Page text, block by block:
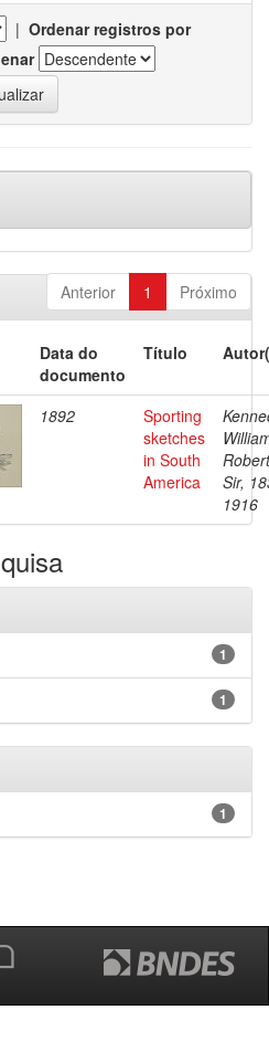
| Ordenar registros por
Anterior 1 Próximo
Data do
documento
Título
1892
Sporting
sketches
in South
America
Sir,
1916
1
1
1